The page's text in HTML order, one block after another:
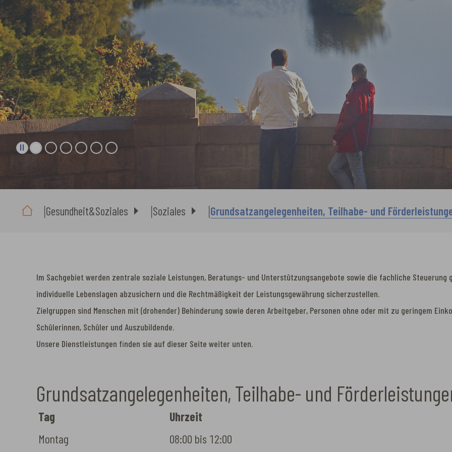
Gesundheit&Soziales Soziales Grundsatzangelegenheiten, Teilhabe- und
Im Sachgebiet werden zentrale soziale Leistungen, Beratungs- und Unterstützungsangebote sowie die fachliche
individuelle Lebenslagen abzusichern und die Rechtmäßigkeit der Leistungsgewährung sicherzustellen.
Zielgruppen sind Menschen mit (drohender) Behinderung sowie deren Arbeitgeber, Personen ohne oder mit zu geringem
Schülerinnen, Schüler und Auszubildende.
Unsere Dienstleistungen finden sie auf dieser Seite weiter unten.
Grundsatzangelegenheiten, Teilhabe- und
Tag
Uhrzeit
Montag
08:00 bis 12:00